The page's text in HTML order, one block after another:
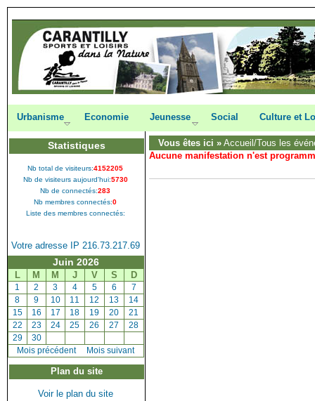
Urbanisme Economie Jeunesse Social Culture et
Statistiques
Nb total de visiteurs:4152205
Nb de visiteurs aujourd'hui:5730
Nb de connectés:283
Nb membres connectés:0
Liste des membres connectés:
Votre adresse IP 216.73.217.69
Juin 2026
L M M J V S D
[1 [2 [3 [4] [5] [6 [7
[8 [9 [10] [11 [12 [13 [14
[15] [16 [17 [18 [19 [20 [21
[22 [23] [24] [25 [26 [27 [28
[29] [30]
[Mois précédent] Mois suivant
Plan du site
Voir le plan du site
Vous êtes ici » Accueil /Tous les
Aucune manifestation n'est